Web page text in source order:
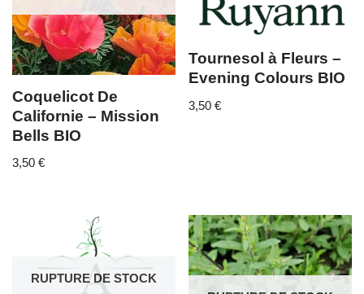
Coquelicot De
Californie – Mission
Bells BIO
3,50 €
Tournesol à Fleurs –
Evening Colours BIO
3,50€
RUPTURE DE STOCK